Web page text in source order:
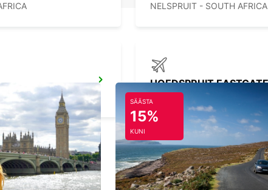
NELSPRUIT - SOUTH AFRICA
AFRICA LIMPOPO - SOUTH AFRICA
SÄÄSTA
15%
KUNI